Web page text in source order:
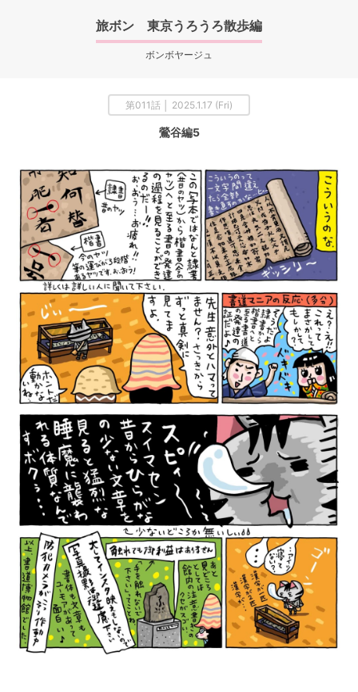
旅ボン 東京うろうろ散歩編
ボンボヤージュ
第011話 │ 2025.1.17 (Fri)
鶯谷編5